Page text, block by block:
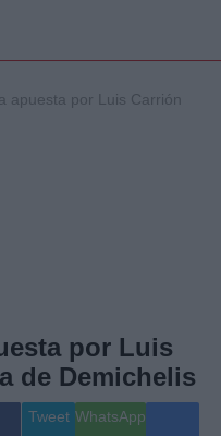
Gente
apuesta por Luis Carrión
por Luis
de Demichelis
Tweet WhatsApp